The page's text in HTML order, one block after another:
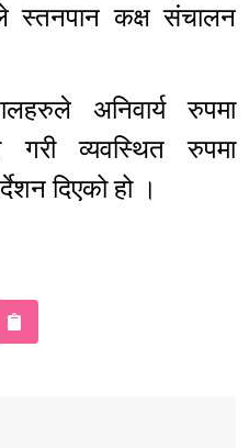
स्तनपान कक्ष संचालन
अनिवार्य रुपमा
गरी व्यवस्थित रुपमा
दिएको हो ।